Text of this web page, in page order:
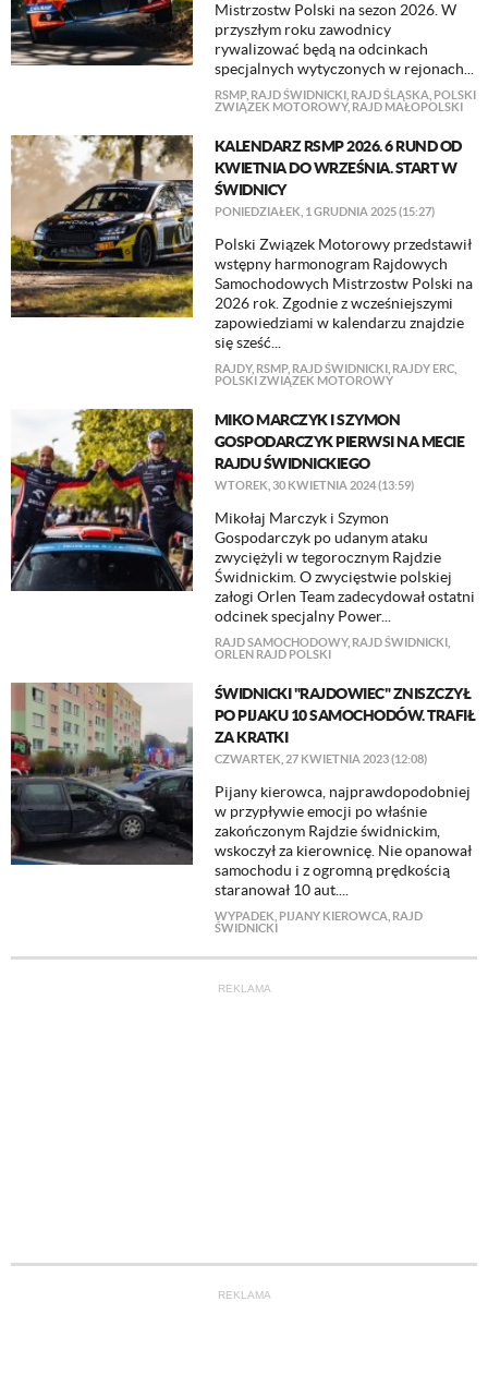
Mistrzostw Polski na sezon 2026. W
przyszłym roku zawodnicy
rywalizować będą na odcinkach
specjalnych wytyczonych w rejonach...
RSMP, RAJD ŚWIDNICKI, RAJD ŚLĄSKA POLSKI
ZWIĄZEK MOTOROWY, RAJD MAŁOPOLSKI
KALENDARZ RSMP 2026. 6 RUND OD
KWIETNIA DO WRZEŚNIA. START W
ŚWIDNICY
PONIEDZIAŁEK, 1 GRUDNIA 2025 (15:27)
Polski Związek Motorowy przedstawił
wstępny harmonogram Rajdowych
Samochodowych Mistrzostw Polski na
2026 rok. Zgodnie z wcześniejszymi
zapowiedziami w kalendarzu znajdzie
się sześć...
RAJDY, RSMP, RAJD ŚWIDNICKI, RAJDY ERC,
POLSKI ZWIĄZEK MOTOROWY
MIKO MARCZYK I SZYMON
GOSPODARCZYK PIERWSI NA MECIE
RAJDU ŚWIDNICKIEGO
WTOREK, 30 KWIETNIA 2024 (13:59)
Mikołaj Marczyk i Szymon
Gospodarczyk po udanym ataku
zwyciężyli w tegorocznym Rajdzie
Świdnickim. O zwycięstwie polskiej
załogi Orlen Team zadecydował ostatni
odcinek specjalny Power...
RAJD SAMOCHODOWY, RAJD ŚWIDNICKI,
ORLEN RAJD POLSKI
​ŚWIDNICKI "RAJDOWIEC" ZNISZCZYŁ
PO PIJAKU 10 SAMOCHODÓW. TRAFIŁ
ZA KRATKI
CZWARTEK, 27 KWIETNIA 2023 (12:08)
Pijany kierowca, najprawdopodobniej
w przypływie emocji po właśnie
zakończonym Rajdzie świdnickim,
wskoczył za kierownicę. Nie opanował
samochodu i z ogromną prędkością
staranował 10 aut....
WYPADEK PIJANY KIEROWCA RAJD
ŚWIDNICKI
REKLAMA
REKLAMA